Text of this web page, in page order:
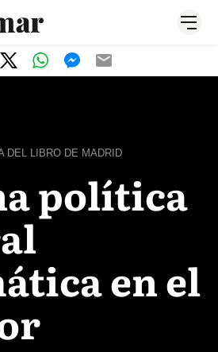
DEL LIBRO DE MADRID
política
en el